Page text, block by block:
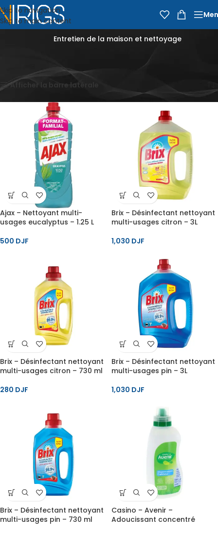
Skip to navigation
Skip to main content
Entretien de la maison et nettoyage
Afficher la barre latérale
Ajax – Nettoyant multi-
usages eucalyptus – 1.25 L
500 DJF
Brix – Désinfectant nettoyant
multi-usages citron – 3L
1,030 DJF
Brix – Désinfectant nettoyant
multi-usages citron – 730 ml
280 DJF
Brix – Désinfectant nettoyant
multi-usages pin – 3L
1,030 DJF
Brix – Désinfectant nettoyant
multi-usages pin – 730 ml
Casino – Avenir –
Adoucissant concentré